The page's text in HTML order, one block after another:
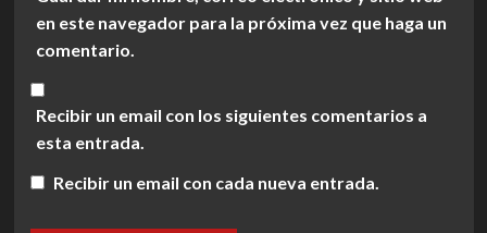
en este navegador para la próxima vez que haga un
comentario.
Recibir un email con los siguientes comentarios a
esta entrada.
Recibir un email con cada nueva entrada.